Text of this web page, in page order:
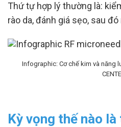
Thứ tự hợp lý thường là:
rào da, đánh giá sẹo, sau
Infographic: Cơ chế kim và năng
Kỳ vọng thế nào